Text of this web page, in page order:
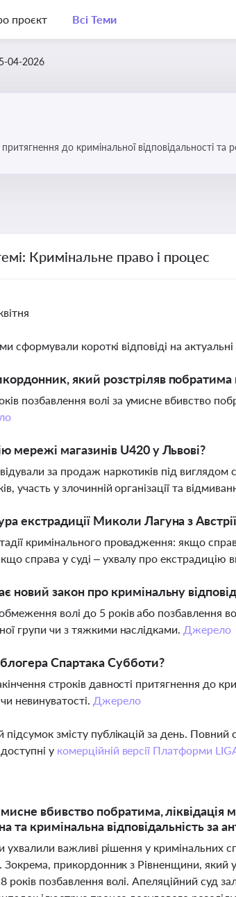
проєкт Всі Теми
04-2026
до кримінальної відповідальності та
Кримінальне право і процес
сформували короткі відповіді на
який розстріляв побратима
позбавлення волі за умисне вбивство
мережі магазинів U420 у Львові?
за продаж наркотиків під виглядом
участь у злочинній організації та
екстрадиції Миколи Лагуна з
кримінального провадження: якщо
справа у суді – ухвалу про екстрадицію
новий закон про кримінальну
волі до 5 років або позбавлення
групи чи з тяжкими наслідками. Джерело
Спартака Субботи?
строків давності притягнення до
невинуватості. Джерело
змісту публікацій за день.
у комерційній версії Платформи
вбивство побратима, ліквідація
кримінальна відповідальність за
ухвалили важливі рішення у
Зокрема, прикордонник з Рівненщини, який
років позбавлення волі. Апеляційний суд